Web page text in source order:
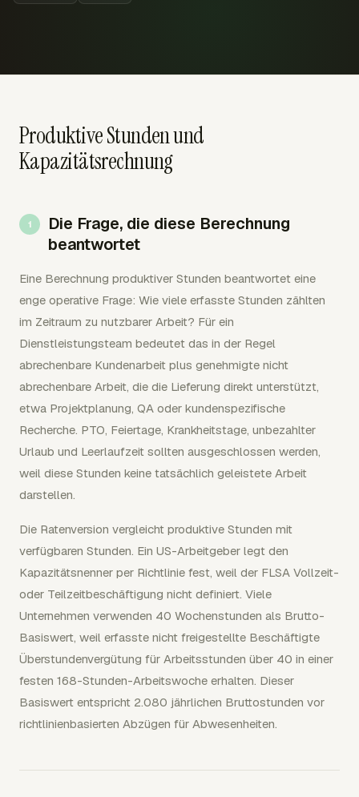
Produktive Stunden und
Kapazitätsrechnung
Die Frage, die diese Berechnung
beantwortet
Eine Berechnung produktiver Stunden beantwortet eine
enge operative Frage: Wie viele erfasste Stunden zählten
im Zeitraum zu nutzbarer Arbeit? Für ein
Dienstleistungsteam bedeutet das in der Regel
abrechenbare Kundenarbeit plus genehmigte nicht
abrechenbare Arbeit, die die Lieferung direkt unterstützt,
etwa Projektplanung, QA oder kundenspezifische
Recherche. PTO, Feiertage, Krankheitstage, unbezahlter
Urlaub und Leerlaufzeit sollten ausgeschlossen werden,
weil diese Stunden keine tatsächlich geleistete Arbeit
darstellen.
Die Ratenversion vergleicht produktive Stunden mit
verfügbaren Stunden. Ein US-Arbeitgeber legt den
Kapazitätsnenner per Richtlinie fest, weil der FLSA Vollzeit-
oder Teilzeitbeschäftigung nicht definiert. Viele
Unternehmen verwenden 40 Wochenstunden als Brutto-
Basiswert, weil erfasste nicht freigestellte Beschäftigte
Überstundenvergütung für Arbeitsstunden über 40 in einer
festen 168-Stunden-Arbeitswoche erhalten. Dieser
Basiswert entspricht 2.080 jährlichen Bruttostunden vor
richtlinienbasierten Abzügen für Abwesenheiten.